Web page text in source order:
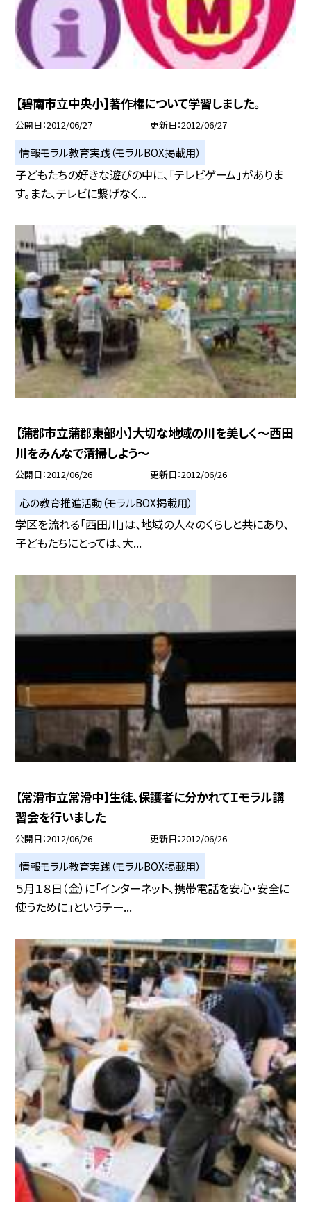
【碧南市立中央小】著作権について学習しました。
公開日 2012/06/27 更新日 2012/06/27
情報モラル教育実践（モラルBOX掲載用）
子どもたちの好きな遊びの中に、「テレビゲーム」がありま
す。また、テレビに繋げなく...
【蒲郡市立蒲郡東部小】大切な地域の川を美しく〜西田
川をみんなで清掃しよう〜
公開日 2012/06/26 更新日 2012/06/26
心の教育推進活動（モラルBOX掲載用）
学区を流れる「西田川」は、地域の人々のくらしと共にあり、
子どもたちにとっては、大...
【常滑市立常滑中】生徒、保護者に分かれてＩモラル講
習会を行いました
公開日 2012/06/26 更新日 2012/06/26
情報モラル教育実践（モラルBOX掲載用）
５月１８日（金）に「インターネット、携帯電話を安心・安全に
使うために」というテー...